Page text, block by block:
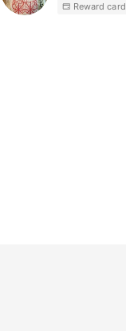
Reward card